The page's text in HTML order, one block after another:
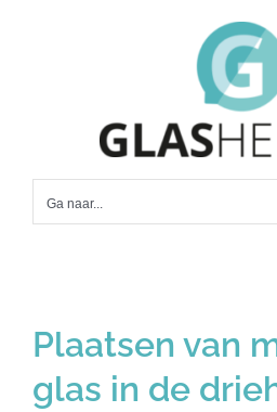
Ga naar...
Plaatsen van
glas in de